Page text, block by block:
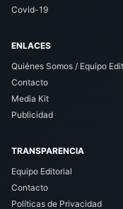
Covid-19
ENLACES
Quiénes Somos / Equipo
Contacto
Media Kit
Publicidad
TRANSPARENCIA
Equipo Editorial
Contacto
Políticas de Privacidad